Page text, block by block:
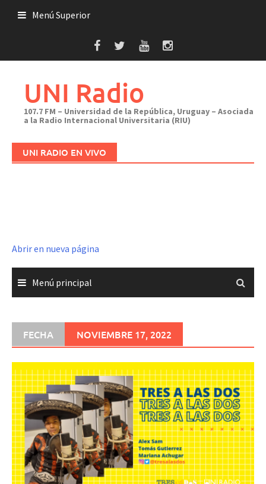
Menú Superior
UNI Radio
107.7 FM – Universidad de la República, Uruguay – Asociada
a la Radio Internacional Universitaria (RIU)
UNI RADIO EN VIVO
Abrir en nueva página
Menú principal
FECHA NOVIEMBRE 17, 2022